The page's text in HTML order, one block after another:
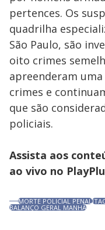
pertences. Os
quadrilha
São Paulo, são
oito crimes
apreenderam
crimes e
que são
policiais.
Assista aos
ao vivo no
MORTE POLICIAL PENAL
BALANÇO GERAL MANHÃ